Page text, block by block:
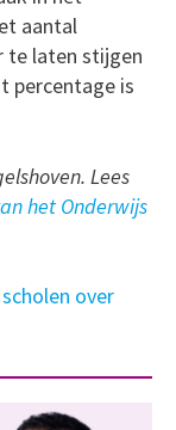
aantal
te laten stijgen
percentage is
Lees
het Onderwijs
over